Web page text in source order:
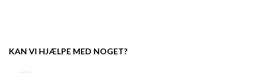
KAN VI HJÆLPE MED NOGET?